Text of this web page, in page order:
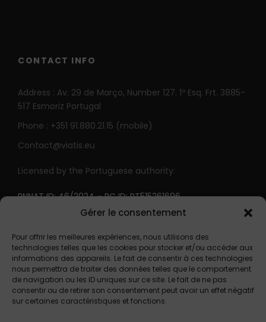
Gérer le consentement
Pour offrir les meilleures expériences, nous utilisons des
technologies telles que les cookies pour stocker et/ou accéder aux
informations des appareils. Le fait de consentir à ces technologies
nous permettra de traiter des données telles que le comportement
de navigation ou les ID uniques sur ce site. Le fait de ne pas
consentir ou de retirer son consentement peut avoir un effet négatif
sur certaines caractéristiques et fonctions.
CONTACT INFO
Address : Av. 29 de Março, Number 127. 1º Esq. Frt. 3885-
517 Esmoriz Portugal
Phone : +351 91.880.21.15 (mobile)
Contact@viatis.eu
Licensed by the Portuguese authority:
RNNAT ID: 46/2024–RC ID: PT515261696